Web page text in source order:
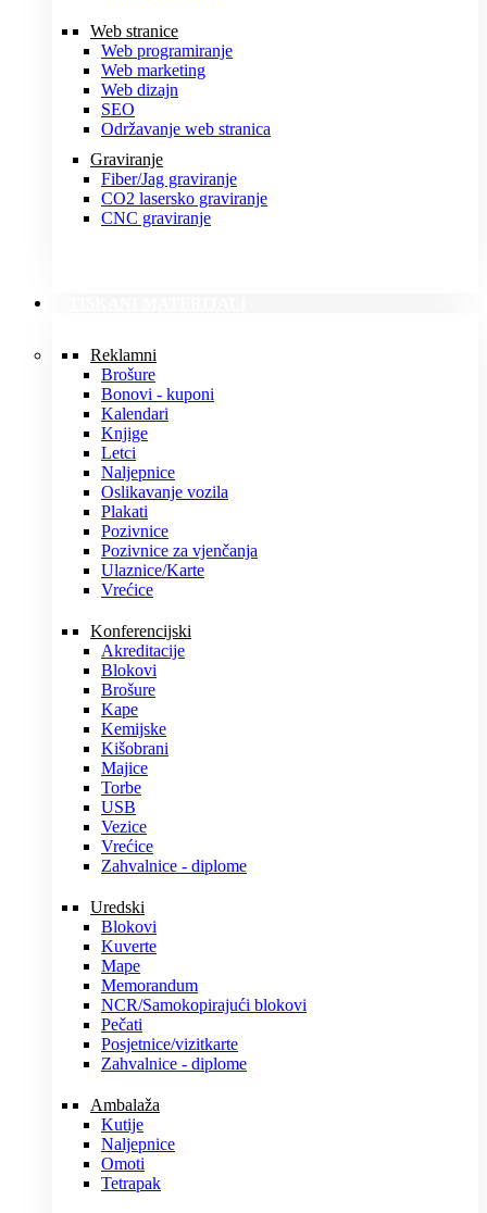
Web stranice
Web programiranje
Web marketing
Web dizajn
SEO
Održavanje web stranica
Graviranje
Fiber/Jag graviranje
CO2 lasersko graviranje
CNC graviranje
Reklamni
Brošure
Bonovi - kuponi
Kalendari
Knjige
Letci
Naljepnice
Oslikavanje vozila
Plakati
Pozivnice
Pozivnice za vjenčanja
Ulaznice/Karte
Vrećice
Konferencijski
Akreditacije
Blokovi
Brošure
Kape
Kemijske
Kišobrani
Majice
Torbe
USB
Vezice
Vrećice
Zahvalnice - diplome
Uredski
Blokovi
Kuverte
Mape
Memorandum
NCR/Samokopirajući blokovi
Pečati
Posjetnice/vizitkarte
Zahvalnice - diplome
Ambalaža
Kutije
Naljepnice
Omoti
Tetrapak